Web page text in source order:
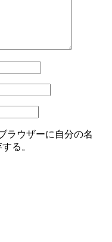
ラウザーに自分の名
る。